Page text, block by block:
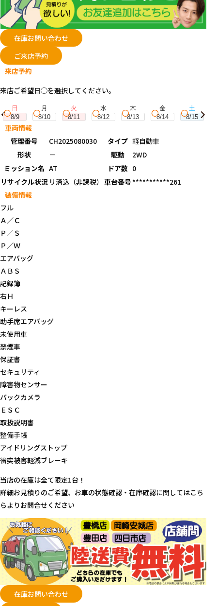
在庫お問い合わせ
ご来店予約
来店予約
来店ご希望日◯を選択してください。
日
8/9
月
8/10
火
8/11
水
8/12
木
8/13
金
8/14
土
8/15
車両情報
管理番号
CH2025080030 タイプ 軽自動車
形状
－ 駆動
2WD
ミッション名 AT ドア数 0
リサイクル状況 リ済込（非課税） 車台番号 ***********261
装備情報
フル
Ａ／Ｃ
Ｐ／Ｓ
Ｐ／Ｗ
エアバッグ
ＡＢＳ
記録簿
右Ｈ
キーレス
助手席エアバッグ
未使用車
禁煙車
保証書
セキュリティ
障害物センサー
バックカメラ
ＥＳＣ
取扱説明書
整備手帳
アイドリングストップ
衝突被害軽減ブレーキ
当店の在庫は全て限定1台！
詳細お見積りのご希望、お車の状態確認・在庫確認に関してはこち
らよりお問合せください
在庫お問い合わせ